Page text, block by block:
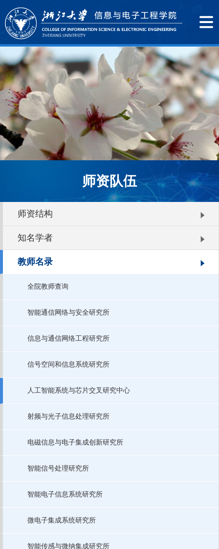
师资队伍
师资结构
知名学者
教师名录
全院教师查询
智能通信网络与安全研究所
信息与通信网络工程研究所
信号空间和信息系统研究所
人工智能系统与芯片交叉研究中心
射频与光子信息处理研究所
电磁信息与电子集成创新研究所
智能信号处理研究所
智能电子信息系统研究所
微电子集成系统研究所
智能传感与微纳集成研究所